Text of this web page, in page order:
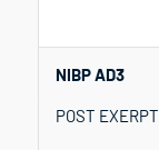
NIBP AD3
POST EXERPT